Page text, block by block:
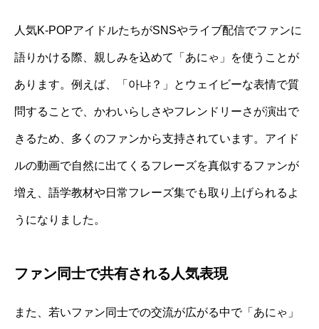
人気K-POPアイドルたちがSNSやライブ配信でファンに
語りかける際、親しみを込めて「あにゃ」を使うことが
あります。例えば、「아냐？」とウェイビーな表情で質
問することで、かわいらしさやフレンドリーさが演出で
きるため、多くのファンから支持されています。アイド
ルの動画で自然に出てくるフレーズを真似するファンが
増え、語学教材や日常フレーズ集でも取り上げられるよ
うになりました。
ファン同士で共有される人気表現
また、若いファン同士での交流が広がる中で「あにゃ」